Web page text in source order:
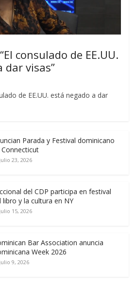
consulado de EE.UU.
dar visas”
de EE.UU. está negado a dar
Parada y Festival dominicano
Connecticut
julio 23, 2026
del CDP participa en festival
libro y la cultura en NY
julio 15, 2026
Bar Association anuncia
Week 2026
julio 9, 2026